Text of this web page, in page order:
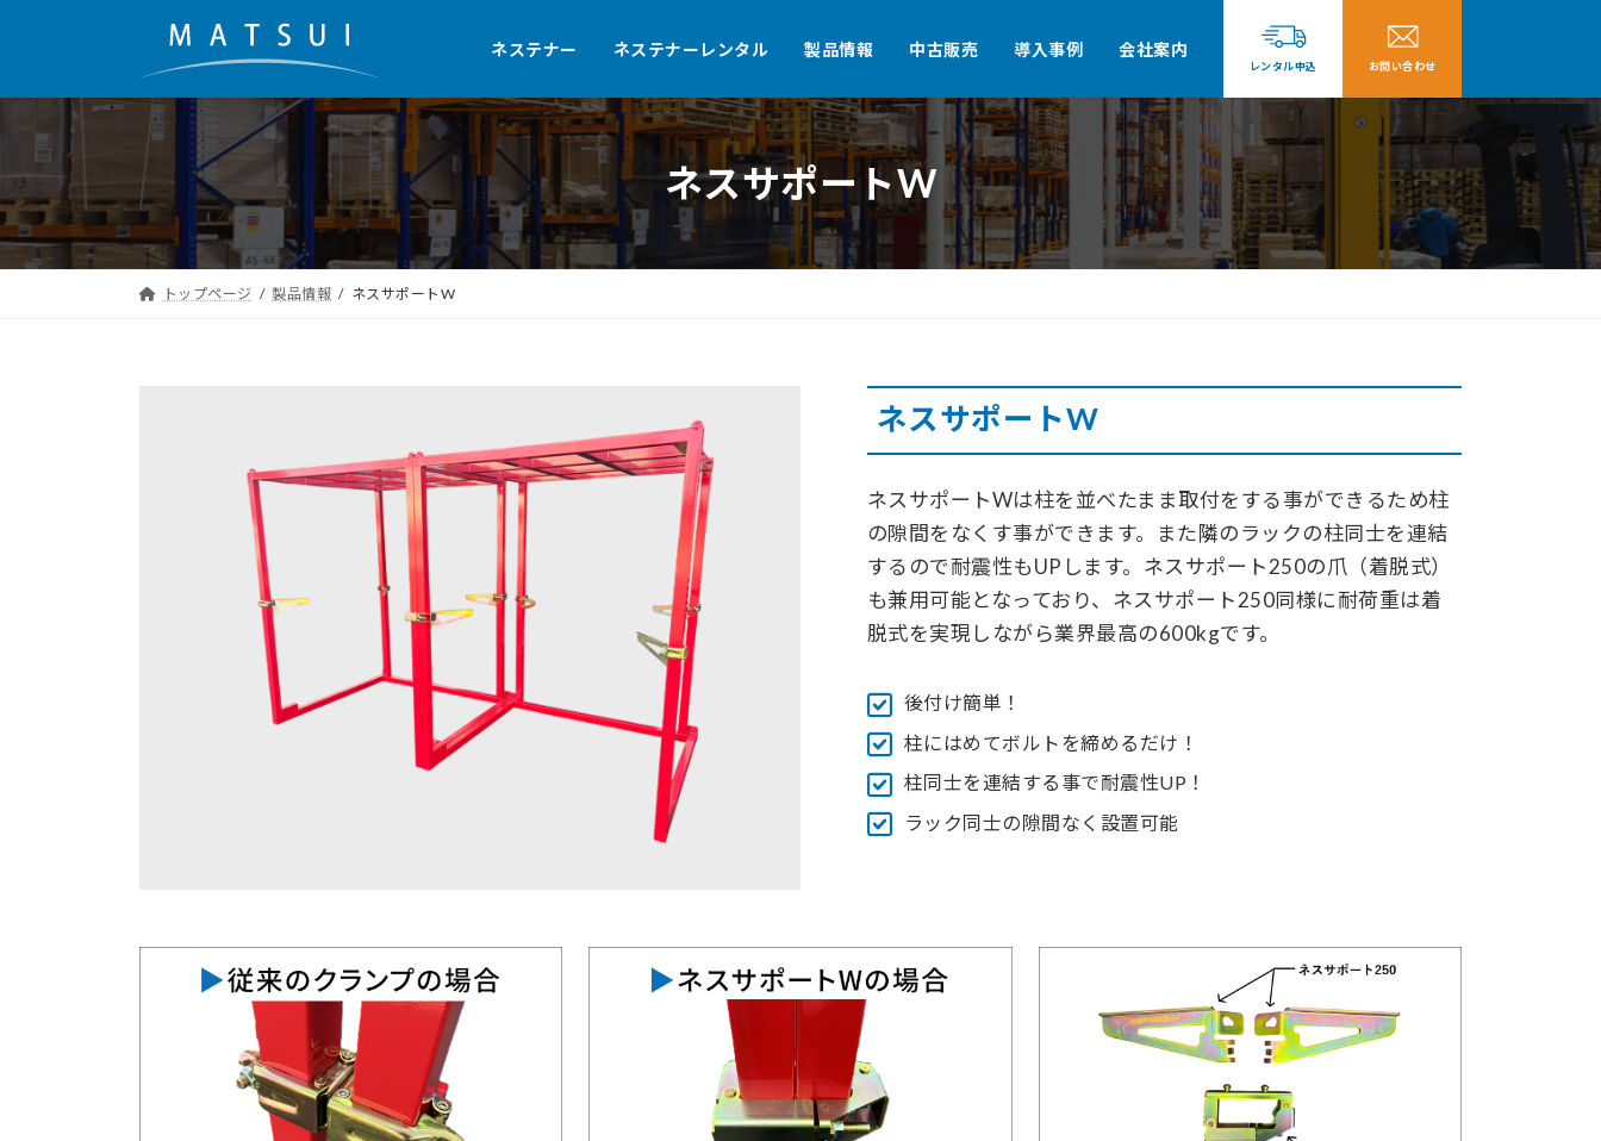
へ
ス
キ
ョ
ン
に
ネステナー ネステナーレンタル 製品情報 中古販売 導入事例 会社案内
レンタル申込 お問い合わせ
ネスサポートW
トップページ 製品情報 ネスサポートW
ネスサポートW
ネスサポートWは柱を並べたまま取付をする事ができるため柱
の隙間をなくす事ができます。また隣のラックの柱同士を連結
するので耐震性もUPします。ネスサポート250の爪（着脱式）
も兼用可能となっており、ネスサポート250同様に耐荷重は着
脱式を実現しながら業界最高の600kgです。
後付け簡単！
柱にはめてボルトを締めるだけ！
柱同士を連結する事で耐震性UP！
ラック同士の隙間なく設置可能